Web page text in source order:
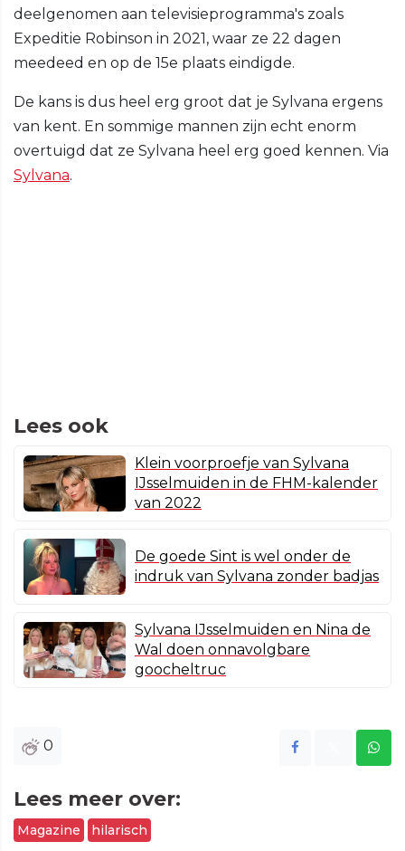
deelgenomen aan televisieprogramma's zoals
Expeditie Robinson in 2021, waar ze 22 dagen
meedeed en op de 15e plaats eindigde.
De kans is dus heel erg groot dat je Sylvana ergens
van kent. En sommige mannen zijn echt enorm
overtuigd dat ze Sylvana heel erg goed kennen. Via
Sylvana.
Lees ook
Klein voorproefje van Sylvana
IJsselmuiden in de FHM-kalender
van 2022
De goede Sint is wel onder de
indruk van Sylvana zonder badjas
Sylvana IJsselmuiden en Nina de
Wal doen onnavolgbare
goocheltruc
0
Lees meer over:
Magazine hilarisch